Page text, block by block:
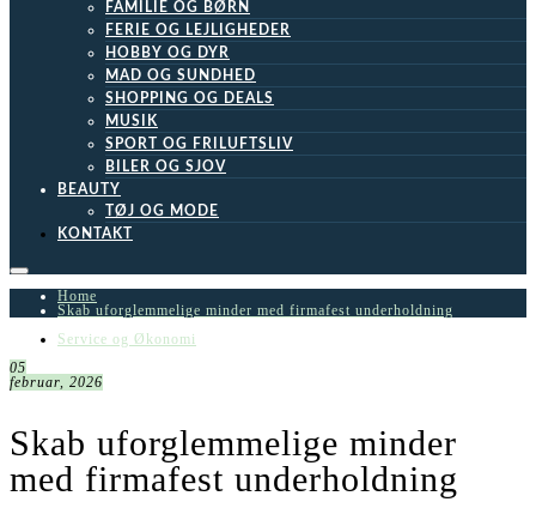
FAMILIE OG BØRN
FERIE OG LEJLIGHEDER
HOBBY OG DYR
MAD OG SUNDHED
SHOPPING OG DEALS
MUSIK
SPORT OG FRILUFTSLIV
BILER OG SJOV
BEAUTY
TØJ OG MODE
KONTAKT
Home
Skab uforglemmelige minder med firmafest underholdning
Service og Økonomi
05
februar, 2026
Skab uforglemmelige minder
med firmafest underholdning